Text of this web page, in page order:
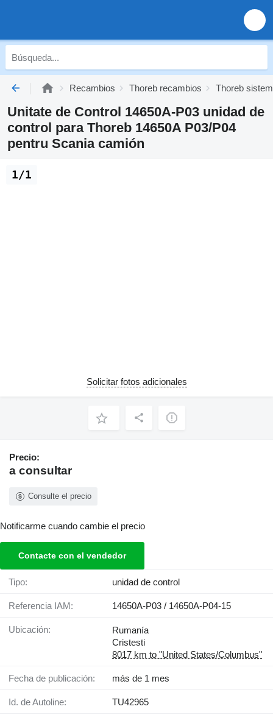
Recambios Thoreb recambios Thoreb
Unitate de Control 14650A-P03 unidad de
control para Thoreb 14650A P03/P04
pentru Scania camión
1/1
Solicitar fotos adicionales
Precio:
a consultar
Consulte el precio
Notificarme cuando cambie el precio
Contacte con el vendedor
Tipo: unidad de control
Referencia IAM: 14650A-P03 / 14650A-P04-15
Ubicación:
Rumanía
Cristesti
8017 km to "United States/Columbus"
Fecha de publicación: más de 1 mes
Id. de Autoline: TU42965